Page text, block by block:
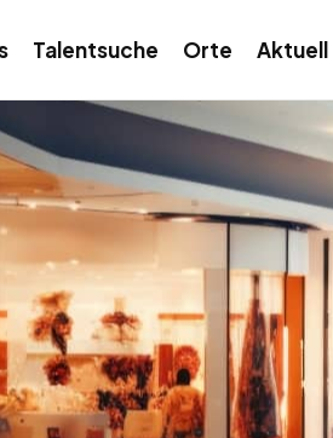
Talentsuche Orte Aktuell